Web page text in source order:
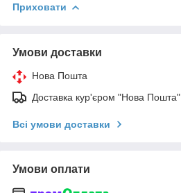
Приховати
Умови доставки
Нова Пошта
Доставка кур'єром "Нова Пошта"
Всі умови доставки
Умови оплати